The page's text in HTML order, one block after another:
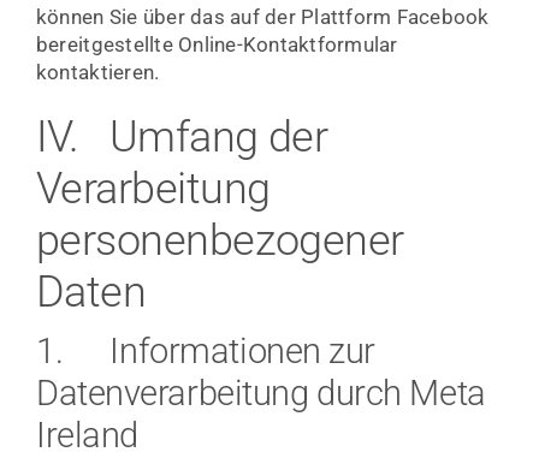
können Sie über das auf der Plattform Facebook
bereitgestellte Online-Kontaktformular
kontaktieren.
IV. Umfang der
Verarbeitung
personenbezogener
Daten
1. Informationen zur
Datenverarbeitung durch Meta
Ireland